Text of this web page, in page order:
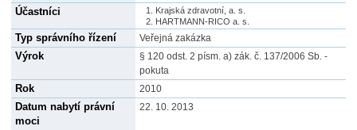
Účastníci
Krajská zdravotní, a. s.
HARTMANN-RICO a. s.
Typ správního řízení Veřejná zakázka
Výrok
§ 120 odst. 2 písm. a) zák. č. 137/2006 Sb. -
pokuta
Rok 2010
Datum nabytí právní
moci
22. 10. 2013